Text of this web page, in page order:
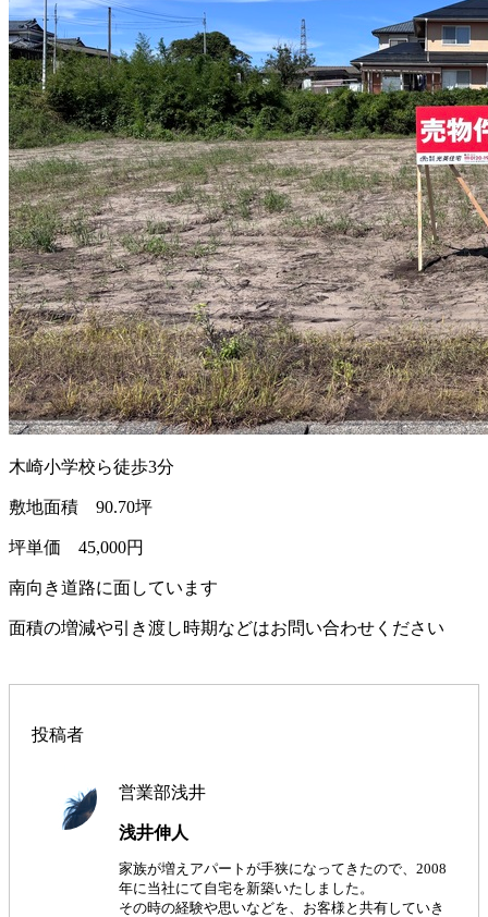
木崎小学校ら徒歩3分
敷地面積 90.70坪
坪単価 45,000円
南向き道路に面しています
面積の増減や引き渡し時期などはお問い合わせください
投稿者
営業部浅井
浅井伸人
家族が増えアパートが手狭になってきたので、2008
年に当社にて自宅を新築いたしました。
その時の経験や思いなどを、お客様と共有していき